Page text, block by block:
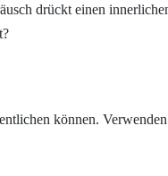
drückt einen
können.